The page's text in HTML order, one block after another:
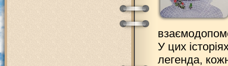
У цих
легенда,